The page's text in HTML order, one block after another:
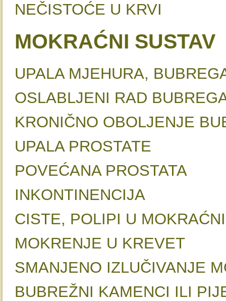
NEČISTOĆE
MOKRAĆNI SUSTAV
UPALA MJEHURA,
OSLABLJENI
KRONIČNO
UPALA
POVEĆANA
CISTE, POLIPI U
MOKRENJE U
SMANJENO
BUBREŽNI